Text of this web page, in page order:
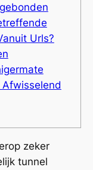
Urls?
zeker
tunnel